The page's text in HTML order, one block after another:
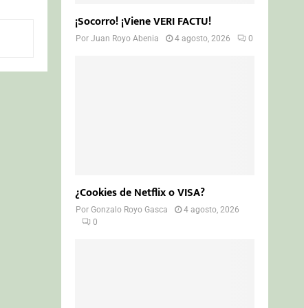
¡Socorro! ¡Viene VERI FACTU!
PorJuan Royo Abenia 4 agosto, 2026 0
¿Cookies de Netflix o VISA?
PorGonzalo Royo Gasca
4 agosto, 2026
0